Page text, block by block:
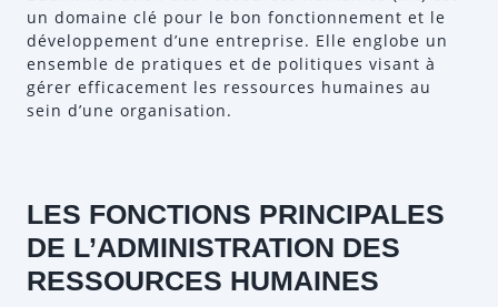
un domaine clé pour le bon fonctionnement et le
développement d’une entreprise. Elle englobe un
ensemble de pratiques et de politiques visant à
gérer efficacement les ressources humaines au
sein d’une organisation.
LES FONCTIONS PRINCIPALES
DE L’ADMINISTRATION DES
RESSOURCES HUMAINES